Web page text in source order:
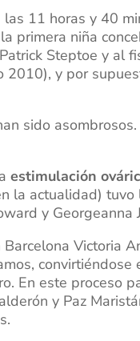
11 horas y 40
primera niña
Steptoe y al
2010), y por
sido asombrosos.
estimulación
la actualidad) tuvo
y Georgeanna
Victoria
convirtiéndose
En este proceso
y Paz